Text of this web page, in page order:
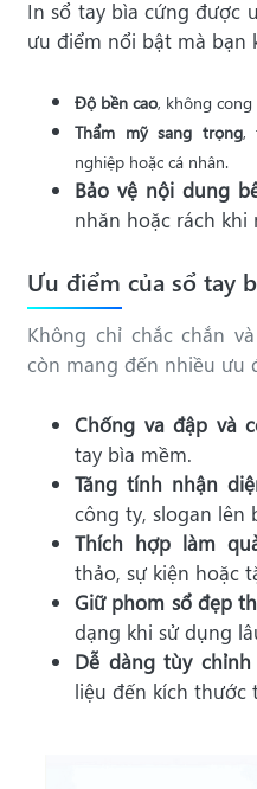
In sổ tay bìa cứng được
ưu điểm nổi bật mà bạn
Độ bền cao, không
Thẩm mỹ sang trọng,
nghiệp hoặc cá nhân.
Bảo vệ nội dung
nhăn hoặc rách
Ưu điểm của sổ tay
Không chỉ chắc chắn
còn mang đến nhiều ưu
Chống va đập và
tay bìa mềm.
Tăng tính nhận
công ty, slogan lên
Thích hợp làm
thảo, sự kiện hoặc
Giữ phom sổ đẹp
dạng khi sử dụng
Dễ dàng tùy
liệu đến kích thước